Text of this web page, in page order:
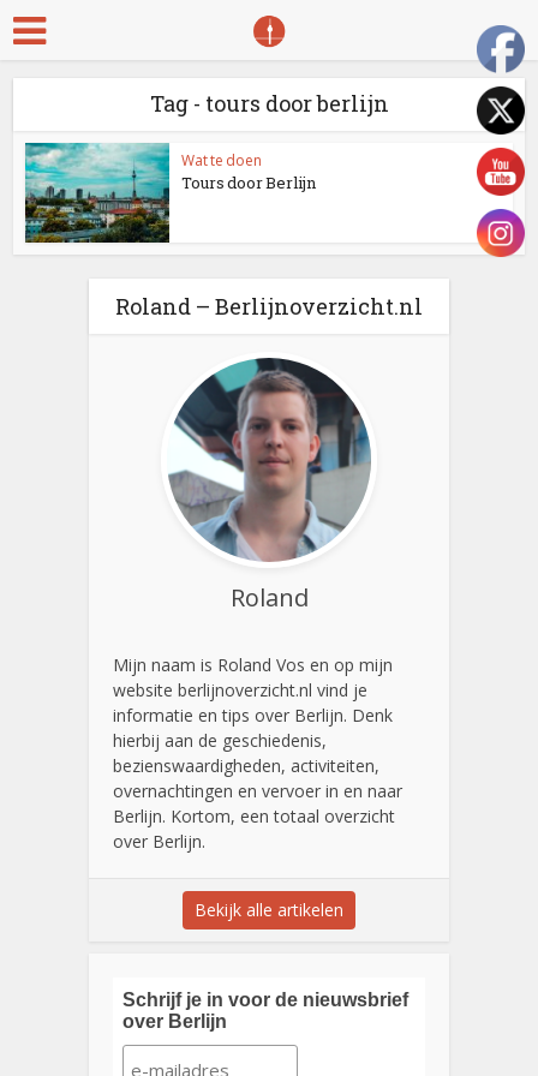
Tag - tours door berlijn
Wat te doen
Tours door Berlijn
Roland – Berlijnoverzicht.nl
Roland
Mijn naam is Roland Vos en op mijn
website berlijnoverzicht.nl vind je
informatie en tips over Berlijn. Denk
hierbij aan de geschiedenis,
bezienswaardigheden, activiteiten,
overnachtingen en vervoer in en naar
Berlijn. Kortom, een totaal overzicht
over Berlijn.
Bekijk alle artikelen
Schrijf je in voor de nieuwsbrief
over Berlijn